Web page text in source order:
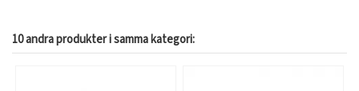
10 andra produkter i samma kategori: